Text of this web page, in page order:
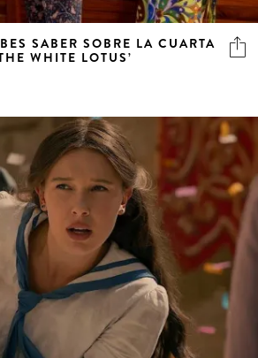
SABER SOBRE LA CUARTA
WHITE LOTUS’